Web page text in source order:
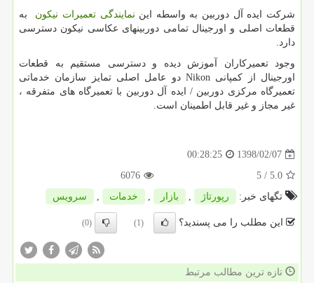
شرکت ایده آل دوربین به واسطه این نمایندگی تعمیرات نیکون
به
قطعات اصلی و اورجینال تمامی دوربینهای عکاسی نیکون دسترسی
دارد.
وجود تعمیرکاران آموزش دیده و دسترسی مستقیم به قطعات
اورجینال از کمپانی Nikon دو عامل اصلی تمایز سازمان خدماتی
تعمیرگاه مرکزی دوربین / ایده آل دوربین با تعمیرگاه های متفرقه ،
غیر مجاز و غیر قابل اطمینان است.
1398/02/07
00:28:25
5.0
/ 5
6076
تگهای خبر:
رپورتاژ , بازار , خدمات , سرویس
این مطلب را می پسندید؟ (1)
(0)
تازه ترین مطالب مرتبط